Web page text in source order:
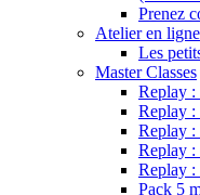
Prenez
Atelier en ligne
Les
Master Classes
Replay :
Replay :
Replay
Replay :
Replay :
Pack 5